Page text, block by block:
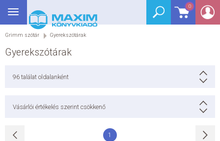
0
Toggle
navigation
Grimm szótár Gyerekszótárak
Gyerekszótárak
96 találat oldalanként
Vásárlói értékelés szerint csökkenő
1
BEJELENTKEZÉS
SEGÉDKÖNYV
E-KÖNYVEK